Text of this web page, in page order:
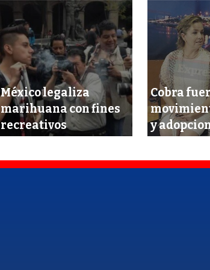
México legaliza
marihuana con fines
recreativos
Cobra
y